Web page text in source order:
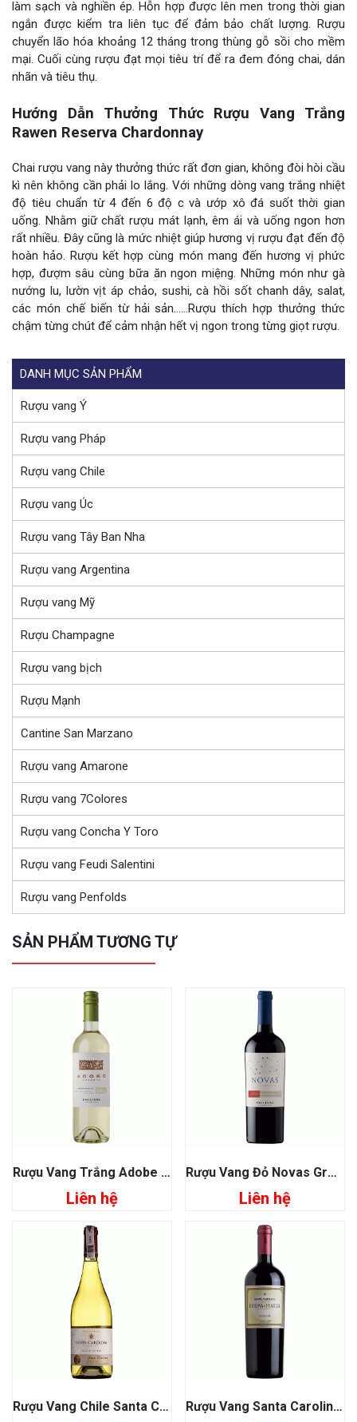
làm sạch và nghiền ép. Hỗn hợp được lên men trong thời gian
ngắn được kiểm tra liên tục để đảm bảo chất lượng. Rượu
chuyển lão hóa khoảng 12 tháng trong thùng gỗ sồi cho mềm
mại. Cuối cùng rượu đạt mọi tiêu trí để ra đem đóng chai, dán
nhãn và tiêu thụ.
Hướng Dẫn Thưởng Thức Rượu Vang Trắng
Rawen Reserva Chardonnay
Chai rượu vang này thưởng thức rất đơn gian, không đòi hòi cầu
kì nên không cần phải lo lắng. Với những dòng vang trắng nhiệt
độ tiêu chuẩn từ 4 đến 6 độ c và ướp xô đá suốt thời gian
uống. Nhằm giữ chất rượu mát lạnh, êm ái và uống ngon hơn
rất nhiều. Đây cũng là mức nhiệt giúp hương vị rượu đạt đến độ
hoàn hảo. Rượu kết hợp cùng món mang đến hương vị phức
hợp, đượm sâu cùng bữa ăn ngon miệng. Những món như gà
nướng lu, lườn vịt áp chảo, sushi, cà hồi sốt chanh dây, salat,
các món chế biến từ hải sản……Rượu thích hợp thưởng thức
chậm từng chút để cảm nhận hết vị ngon trong từng giọt rượu.
DANH MỤC SẢN PHẨM
Rượu vang Ý
Rượu vang Pháp
Rượu vang Chile
Rượu vang Úc
Rượu vang Tây Ban Nha
Rượu vang Argentina
Rượu vang Mỹ
Rượu Champagne
Rượu vang bịch
Rượu Mạnh
Cantine San Marzano
Rượu vang Amarone
Rượu vang 7Colores
Rượu vang Concha Y Toro
Rượu vang Feudi Salentini
Rượu vang Penfolds
SẢN PHẨM TƯƠNG TỰ
Rượu Vang Trắng Adobe Reserva Sauvigon Blanc
Liên hệ
Rượu Vang Đỏ Novas Gran Reserva Cabernet Sauvignon
Liên hệ
Rượu Vang Chile Santa Carolina Gran Reserva Chardonnay Rượu Vang Santa Carolina Reserva De Familia Carmenere